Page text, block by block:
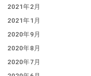
2021年2月
2021年1月
2020年9月
2020年8月
2020年7月